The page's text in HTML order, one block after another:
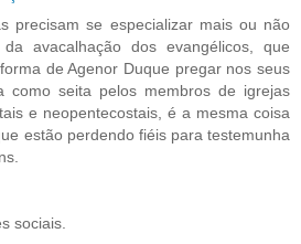
precisam se especializar mais ou não
avacalhação dos evangélicos, que
de Agenor Duque pregar nos seus
como seita pelos membros de igrejas
e neopentecostais, é a mesma coisa
estão perdendo fiéis para testemunha
sociais.